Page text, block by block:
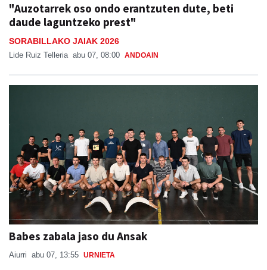
"Auzotarrek oso ondo erantzuten dute, beti
daude laguntzeko prest"
SORABILLAKO JAIAK 2026
Lide Ruiz Telleria abu 07, 08:00 ANDOAIN
Babes zabala jaso du Ansak
Aiurri abu 07, 13:55 URNIETA